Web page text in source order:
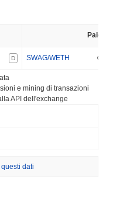
Paio
D SWAG/WETH
e mining di transazioni
API dell'exchange
dati